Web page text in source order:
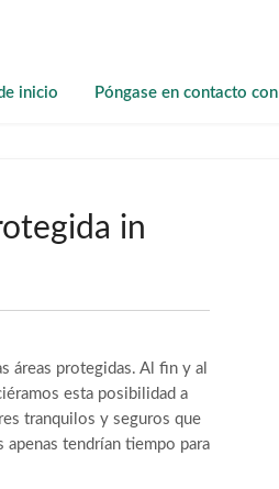
inicio Póngase en contacto con
in
áreas protegidas. Al fin y al
esta posibilidad a
tranquilos y seguros que
tendrían tiempo para